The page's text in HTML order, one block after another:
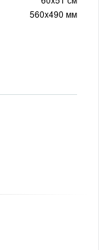
560x490 мм